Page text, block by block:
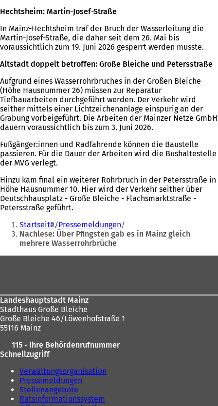
Hechtsheim: Martin-Josef-Straße
In Mainz-Hechtsheim traf der Bruch der Wasserleitung die
Martin-Josef-Straße, die daher seit dem 26. Mai bis
voraussichtlich zum 19. Juni 2026 gesperrt werden musste.
Altstadt doppelt betroffen: Große Bleiche und Petersstraße
Aufgrund eines Wasserrohrbruches in der Großen Bleiche
(Höhe Hausnummer 26) müssen zur Reparatur
Tiefbauarbeiten durchgeführt werden. Der Verkehr wird
seither mittels einer Lichtzeichenanlage einspurig an der
Grabung vorbeigeführt. Die Arbeiten der Mainzer Netze GmbH
dauern voraussichtlich bis zum 3. Juni 2026.
Fußgänger:innen und Radfahrende können die Baustelle
passieren. Für die Dauer der Arbeiten wird die Bushaltestelle
der MVG verlegt.
Hinzu kam final ein weiterer Rohrbruch in der Petersstraße in
Höhe Hausnummer 10. Hier wird der Verkehr seither über
Deutschhausplatz - Große Bleiche - Flachsmarktstraße -
Petersstraße geführt.
Sie
befinden
sich
hier:
Startseite Pressemeldungen
Nachlese: Über Pfingsten gab es in Mainz gleich
mehrere Wasserrohrbrüche
Landeshauptstadt Mainz
Stadthaus Große Bleiche
Große Bleiche 46/Löwenhofstraße 1
55116 Mainz
115 - Ihre Behördenrufnummer
Schnellzugriff
Verwaltungsorganisation
Pressemeldungen
Stellenangebote
Ratsinformationssystem